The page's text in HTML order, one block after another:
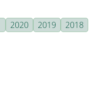
2020 2019
2018